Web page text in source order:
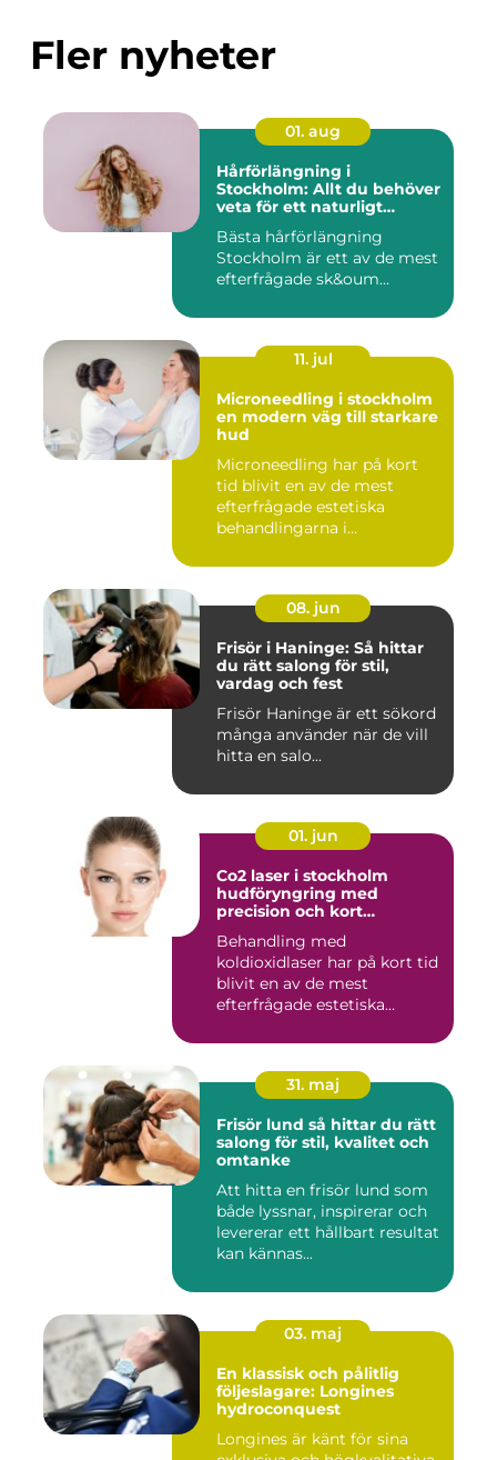
Fler nyheter
01. aug
Hårförlängning i
Stockholm: Allt du behöver
veta för ett naturligt
Bästa hårförlängning
Stockholm är ett av de mest
efterfrågade sk&oum...
11. jul
Microneedling i stockholm
en modern väg till starkare
hud
Microneedling har på kort
tid blivit en av de mest
efterfrågade estetiska
behandlingarna i
08. jun
Frisör i Haninge: Så hittar
du rätt salong för stil,
vardag och fest
Frisör Haninge är ett sökord
många använder när de vill
hitta en salo...
01. jun
Co2 laser i stockholm
hudföryngring med
precision och kort
Behandling med
koldioxidlaser har på kort tid
blivit en av de mest
efterfrågade estetiska
31. maj
Frisör lund så hittar du rätt
salong för stil, kvalitet och
omtanke
Att hitta en frisör lund som
både lyssnar, inspirerar och
levererar ett hållbart resultat
kan kännas...
03. maj
En klassisk och pålitlig
följeslagare: Longines
hydroconquest
Longines är känt för sina